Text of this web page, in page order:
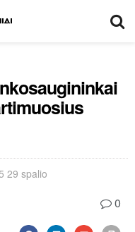
29 spalio
0